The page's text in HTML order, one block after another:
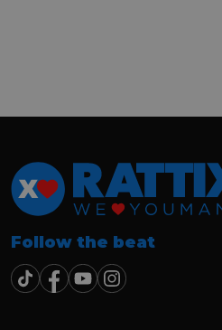
Follow the beat